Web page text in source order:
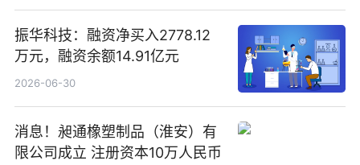
振华科技：融资净买入2778.12
万元，融资余额14.91亿元
2026-06-30
消息！昶通橡塑制品（淮安）有
限公司成立 注册资本10万人民币